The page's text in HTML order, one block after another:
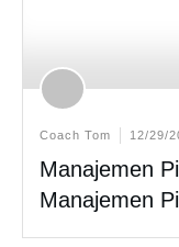
Coach Tom 12/29/
Manajemen
Manajemen